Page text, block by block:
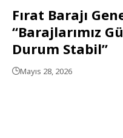
Fırat Barajı
“Barajlarımız
Durum Stabil”
Mayıs 28, 2026